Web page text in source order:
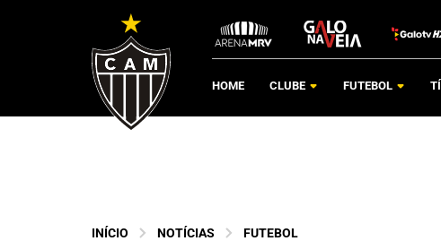
HOME CLUBE FUTEBOL
INÍCIO NOTÍCIAS FUTEBOL